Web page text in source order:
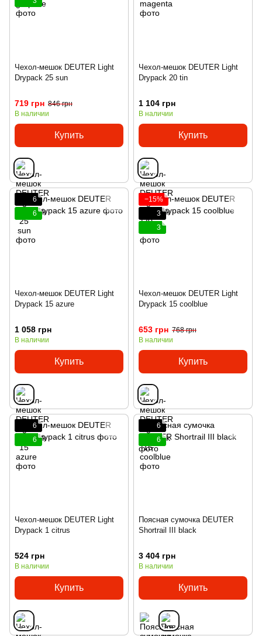
Чехол-мешок DEUTER Light
Drypack 25 sun
719 грн 846 грн
В наличии
Купить
Чехол-мешок DEUTER Light
Drypack 20 tin
1 104 грн
В наличии
Купить
6
6
Чехол-мешок DEUTER Light
Drypack 15 azure
1 058 грн
В наличии
Купить
−15%
3
3
Чехол-мешок DEUTER Light
Drypack 15 coolblue
653 грн 768 грн
В наличии
Купить
6
6
Чехол-мешок DEUTER Light
Drypack 1 citrus
524 грн
В наличии
Купить
6
6
Поясная сумочка DEUTER
Shortrail III black
3 404 грн
В наличии
Купить